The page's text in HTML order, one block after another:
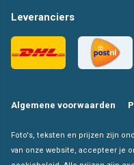
Leveranciers
Algemene voorwaarden
Foto's, teksten en prijzen zijn
van onze website, accepteer je